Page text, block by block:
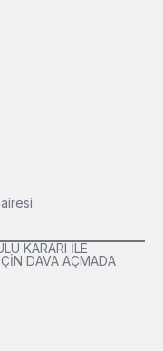
KARARI İLE
DAVA AÇMADA